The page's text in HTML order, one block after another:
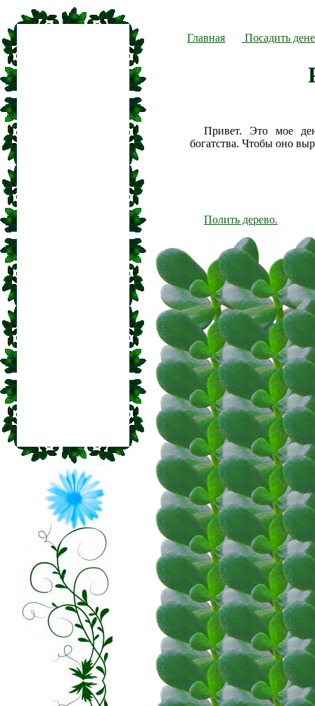
Главная Посадить
Привет. Это мое
богатства. Чтобы оно
Полить дерево.